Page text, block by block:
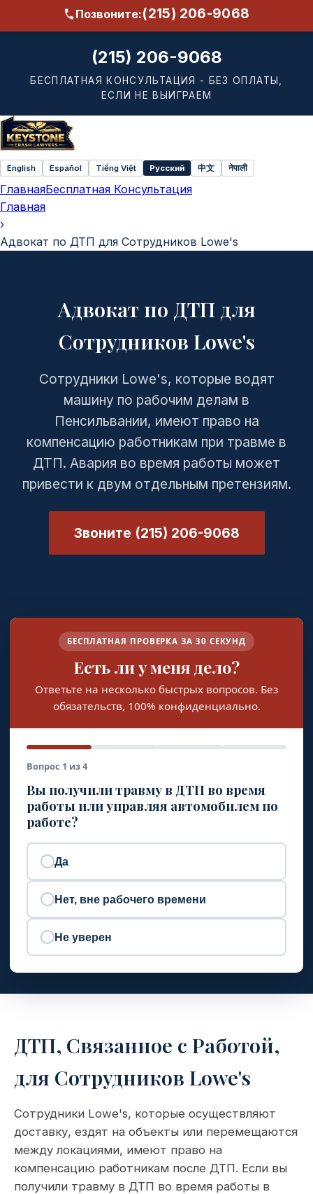
Позвоните:(215) 206-9068
(215) 206-9068
БЕСПЛАТНАЯ КОНСУЛЬТАЦИЯ - БЕЗ ОПЛАТЫ,
ЕСЛИ НЕ ВЫИГРАЕМ
Select
language
English Español Tiếng Việt Русский 中文 नेपाली
ГлавнаяБесплатная Консультация
Главная
›
Адвокат по ДТП для Сотрудников Lowe's
Адвокат по ДТП для
Сотрудников Lowe's
Сотрудники Lowe's, которые водят
машину по рабочим делам в
Пенсильвании, имеют право на
компенсацию работникам при травме в
ДТП. Авария во время работы может
привести к двум отдельным претензиям.
Звоните (215) 206-9068
БЕСПЛАТНАЯ ПРОВЕРКА ЗА 30 СЕКУНД
Есть ли у меня дело?
Ответьте на несколько быстрых вопросов. Без
обязательств, 100% конфиденциально.
Вопрос 1 из 4
Вы получили травму в ДТП во время
работы или управляя автомобилем по
работе?
Да
Нет, вне рабочего времени
Не уверен
ДТП, Связанное с Работой,
для Сотрудников Lowe's
Сотрудники Lowe's, которые осуществляют
доставку, ездят на объекты или перемещаются
между локациями, имеют право на
компенсацию работникам после ДТП. Если вы
получили травму в ДТП во время работы в